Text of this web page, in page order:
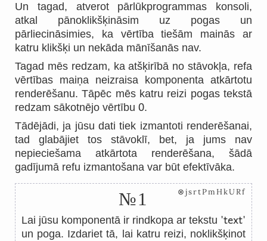
Un tagad, atverot pārlūkprogrammas konsoli,
atkal pānoklikšķināsim uz pogas un
pārliecināsimies, ka vērtība tiešām mainās ar
katru klikšķi un nekāda mānīšanās nav.
Tagad mēs redzam, ka atšķirībā no stāvokļa, refa
vērtības maiņa neizraisa komponenta atkārtotu
renderēšanu. Tāpēc mēs katru reizi pogas tekstā
redzam sākotnējo vērtību 0.
Tādējādi, ja jūsu dati tiek izmantoti renderēšanai,
tad glabājiet tos stāvoklī, bet, ja jums nav
nepieciešama atkārtota renderēšana, šādā
gadījumā refu izmantošana var būt efektīvāka.
№1 ⊗jsrtPmHkURf
Lai jūsu komponentā ir rindkopa ar tekstu 'text'
un poga. Izdariet tā, lai katru reizi, noklikšķinot